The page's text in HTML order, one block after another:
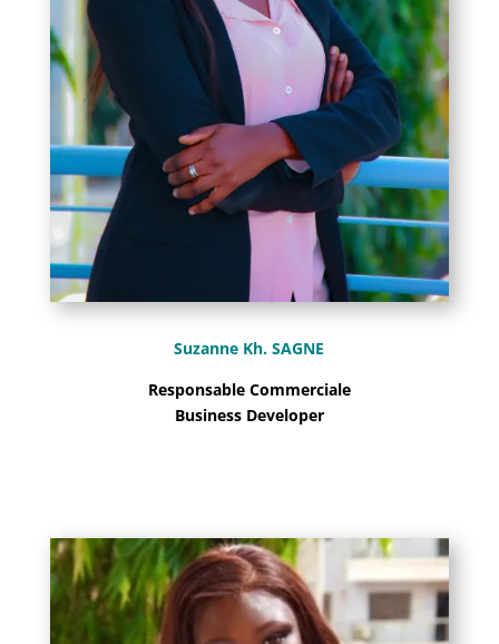
Suzanne Kh. SAGNE
Responsable Commerciale
Business Developer